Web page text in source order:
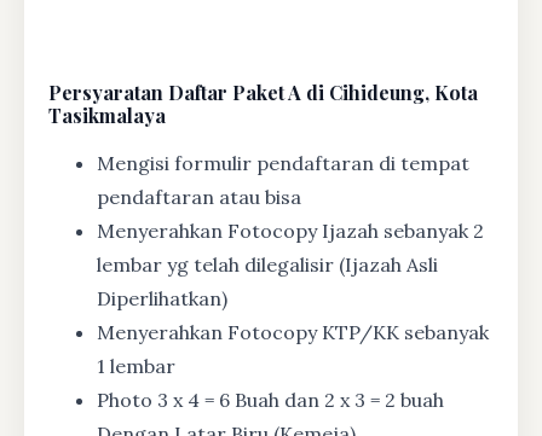
Persyaratan Daftar Paket A di Cihideung, Kota
Tasikmalaya
Mengisi formulir pendaftaran di tempat
pendaftaran atau bisa
Menyerahkan Fotocopy Ijazah sebanyak 2
lembar yg telah dilegalisir (Ijazah Asli
Diperlihatkan)
Menyerahkan Fotocopy KTP/KK sebanyak
1 lembar
Photo 3 x 4 = 6 Buah dan 2 x 3 = 2 buah